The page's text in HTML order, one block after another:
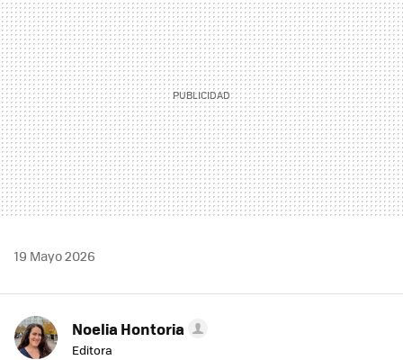
19 Mayo 2026
Noelia Hontoria
Editora